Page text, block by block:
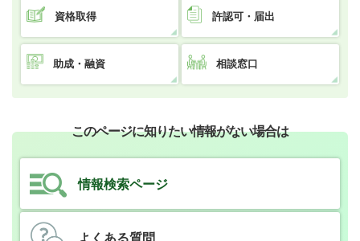
資格取得 許認可・届出
助成・融資 相談窓口
このページに知りたい情報がない場合は
情報検索ページ
よくある質問